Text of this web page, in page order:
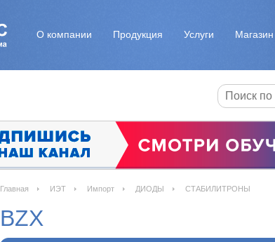
О компании Продукция Услуги Магазин
Главная ИЭТ Импорт ДИОДЫ СТАБИЛИТРОНЫ
BZX